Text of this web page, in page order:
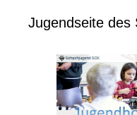
Jugendseite des